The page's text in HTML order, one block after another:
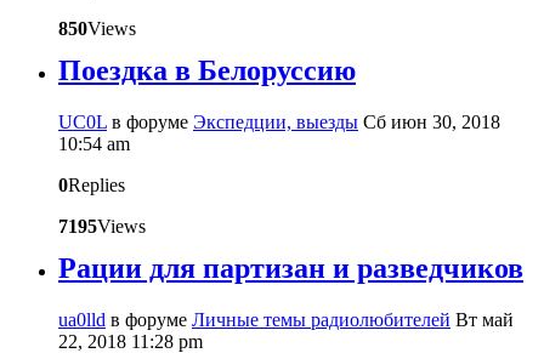
850Views
Поездка в Белоруссию
UC0L в форуме Экспедции, выезды Сб июн 30, 2018
10:54 am
0Replies
7195Views
Рации для партизан и разведчиков
ua0lld в форуме Личные темы радиолюбителей Вт май
22, 2018 11:28 pm